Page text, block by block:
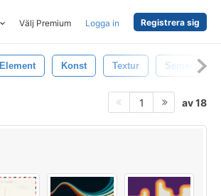
Välj Premium Logga in Registrera sig
Element Konst Textur Semester
1 av 18